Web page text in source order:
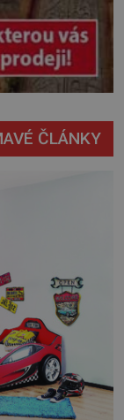
ČLÁNKY